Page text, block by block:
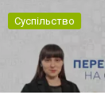
Суспільство